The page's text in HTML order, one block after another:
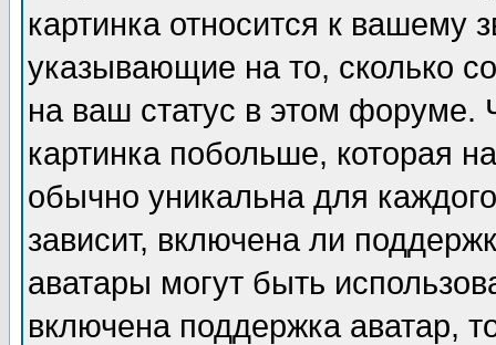
картинка относится к вашему
указывающие на то, сколько
на ваш статус в этом форуме.
картинка побольше, которая
обычно уникальна для
зависит, включена ли
аватары могут быть
включена поддержка аватар,